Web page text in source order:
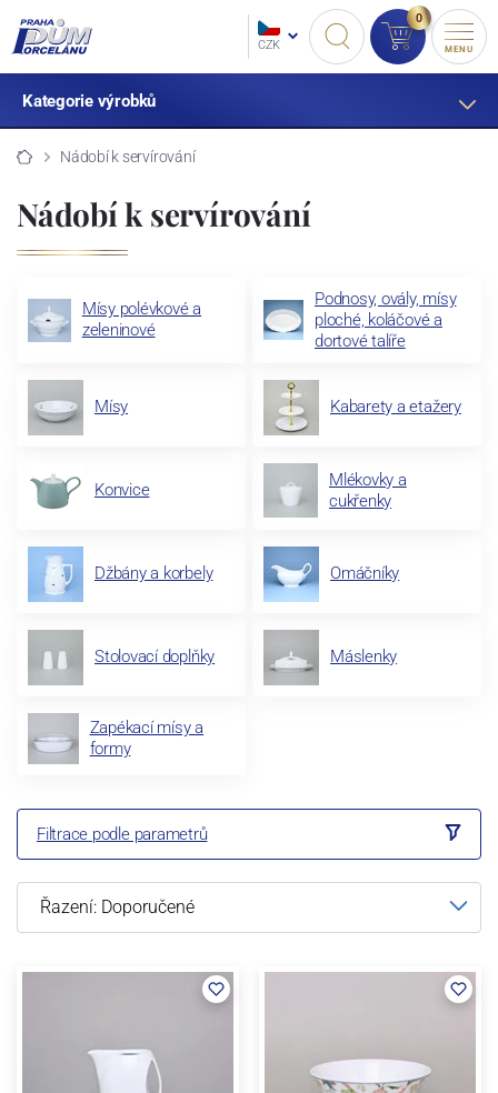
CZK
0
MENU
Kategorie výrobků
Nádobí k servírování
Nádobí k servírování
Mísy polévkové a
zeleninové
Podnosy, ovály, mísy
ploché, koláčové a
dortové talíře
Mísy Kabarety a etažery
Konvice
Mlékovky a
cukřenky
Džbány a korbely Omáčníky
Stolovací doplňky Máslenky
Zapékací mísy a
formy
Filtrace podle parametrů